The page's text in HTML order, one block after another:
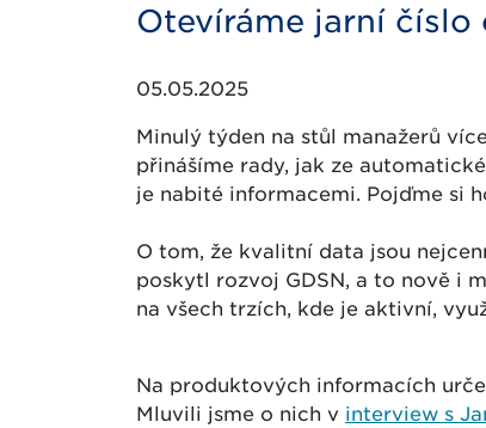
Otevíráme jarní číslo
05.05.2025
Minulý týden na stůl manažerů
přinášíme rady, jak ze
je nabité informacemi. Pojďme si
O tom, že kvalitní data jsou
poskytl rozvoj GDSN, a to nově i
na všech trzích, kde je aktivní,
Na produktových informacích
Mluvili jsme o nich v interview s